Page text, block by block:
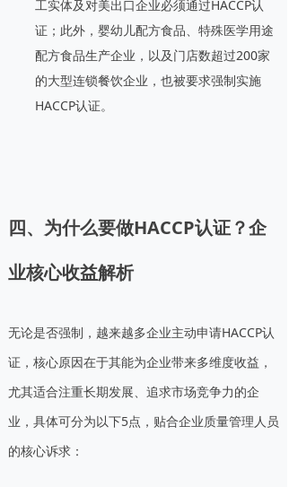
工实体及对美出口企业必须通过HACCP认
证；此外，婴幼儿配方食品、特殊医学用途
配方食品生产企业，以及门店数超过200家
的大型连锁餐饮企业，也被要求强制实施
HACCP认证。
四、为什么要做HACCP认证？企
业核心收益解析
无论是否强制，越来越多企业主动申请HACCP认
证，核心原因在于其能为企业带来多维度收益，
尤其适合注重长期发展、追求市场竞争力的企
业，具体可分为以下5点，贴合企业质量管理人员
的核心诉求：